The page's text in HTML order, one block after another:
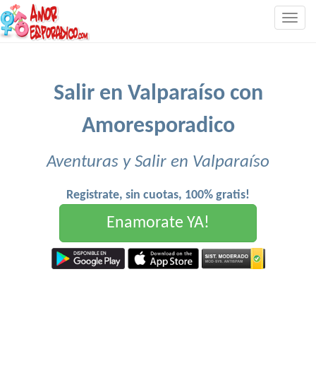
Salir en Valparaíso con
Amoresporadico
Aventuras y Salir en Valparaíso
Registrate, sin cuotas, 100% gratis!
Enamorate YA!